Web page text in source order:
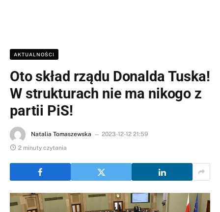
AKTUALNOŚCI
Oto skład rządu Donalda Tuska!
W strukturach nie ma nikogo z
partii PiS!
Natalia Tomaszewska
2023-12-12 21:59
2 minuty czytania